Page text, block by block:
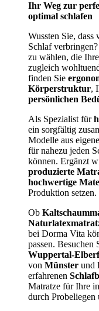
Ihr Weg zur
optimal schlafen
Wussten Sie,
Schlaf
zu wählen, die
zugleich
finden Sie
Körperstruktur,
persönlichen
Als Spezialist für
ein sorgfältig
Modelle aus
für nahezu jeden
können. Ergänzt
produzierte
hochwertige
Produktion setzen.
Ob
bei Dorma Vita
passen. Besuchen
Wuppertal-
von Münster und
erfahrenen
Matratze für Ihre
durch Probeliegen